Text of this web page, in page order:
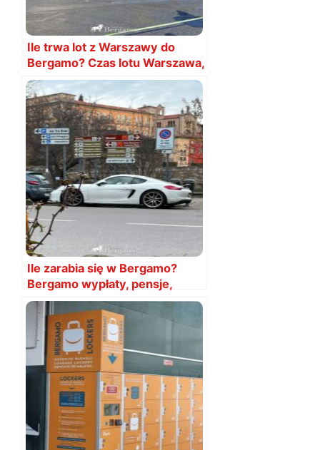
Ile trwa lot z Warszawy do
Bergamo? Czas lotu Warszawa,
Modlin, Bergamo
Ile zarabia się w Bergamo?
Bergamo wypłaty, pensje,
wynagrodzenie